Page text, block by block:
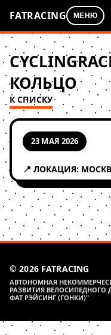
FATRACING МЕНЮ
КОЛЬЦО
К СПИСКУ
23 МАЯ 2026
📍 ЛОКАЦИЯ:
© 2026 FATRACING
АВТОНОМНАЯ
РАЗВИТИЯ ВЕЛОСИПЕДНОГО
ФАТ РЭЙСИНГ (ГОНКИ)"